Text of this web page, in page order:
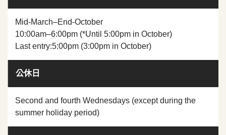
Mid-March–End-October
10:00am–6:00pm (*Until 5:00pm in October)
Last entry:5:00pm (3:00pm in October)
公休日
Second and fourth Wednesdays (except during the
summer holiday period)